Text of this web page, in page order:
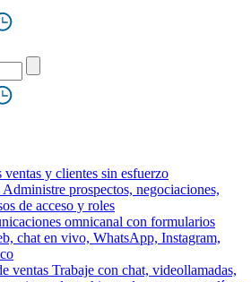
ventas y clientes sin esfuerzo
Administre prospectos, negociaciones,
de acceso y roles
omnicanal con formularios
chat en vivo, WhatsApp, Instagram,
ventas Trabaje con chat, videollamadas,